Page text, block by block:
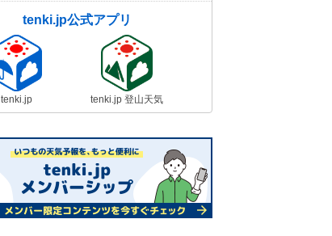
tenki.jp公式アプリ
tenki.jp tenki.jp 登山天気